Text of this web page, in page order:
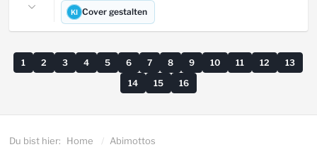
KI Cover gestalten
1 2 3 4 5 6 7 8 9 10 11 12
13
14
15 16
Du bist hier: Home / Abimottos